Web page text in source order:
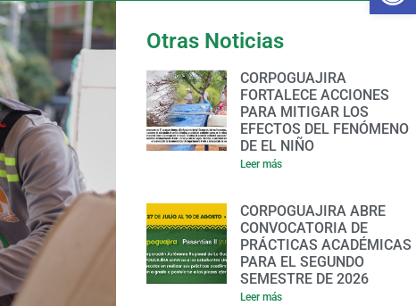
Otras Noticias
CORPOGUAJIRA
FORTALECE ACCIONES
PARA MITIGAR LOS
EFECTOS DEL FENÓMENO
DE EL NIÑO
Leer más
CORPOGUAJIRA ABRE
CONVOCATORIA DE
PRÁCTICAS ACADÉMICAS
PARA EL SEGUNDO
SEMESTRE DE 2026
Leer más